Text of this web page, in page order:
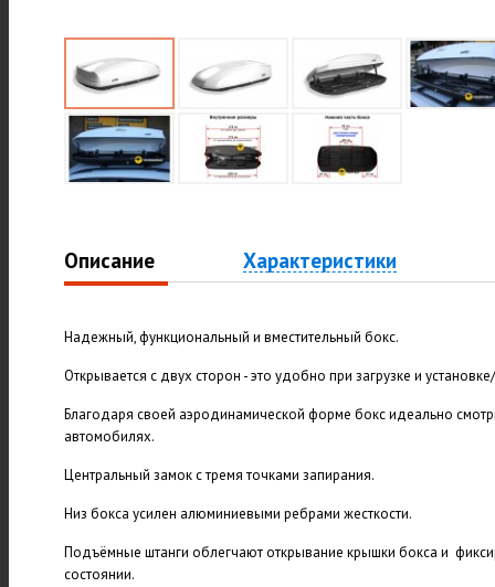
Описание Характеристики
Надежный, функциональный и вместительный бокс.
Открывается с двух сторон - это удобно при загрузке и
Благодаря своей аэродинамической форме бокс идеально
автомобилях.
Центральный замок с тремя точками запирания.
Низ бокса усилен алюминиевыми ребрами жесткости.
Подъёмные штанги облегчают открывание крышки бокса и
состоянии.